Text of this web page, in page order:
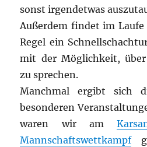
sonst irgendetwas
Außerdem findet im
Regel ein
mit der Möglichkeit,
zu sprechen.
Manchmal ergibt sich
besonderen
waren wir am
Mannschaftswettkampf